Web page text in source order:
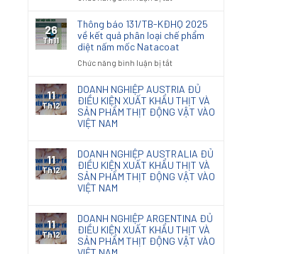
dùng
sx
nội
Cupstock
Xenlulo
phân
loại
HS
code
photocopy
báo
01/TB-
KĐHQ
phân
loại
Giấy
khẩu
26
Th11
Thông báo 131/TB-KĐHQ 2025
về kết quả phân loại chế phẩm
diệt nấm mốc Natacoat
Chức năng bình luận bị tắtở
báo
131/TB-
KĐHQ
quả
phân
loại
diệt
nấm
mốc
11
Th12
DOANH NGHIỆP AUSTRIA ĐỦ
ĐIỀU KIỆN XUẤT KHẨU THỊT VÀ
SẢN PHẨM THỊT ĐỘNG VẬT VÀO
VIỆT NAM
11
Th12
DOANH NGHIỆP AUSTRALIA ĐỦ
ĐIỀU KIỆN XUẤT KHẨU THỊT VÀ
SẢN PHẨM THỊT ĐỘNG VẬT VÀO
VIỆT NAM
11
Th12
DOANH NGHIỆP ARGENTINA ĐỦ
ĐIỀU KIỆN XUẤT KHẨU THỊT VÀ
SẢN PHẨM THỊT ĐỘNG VẬT VÀO